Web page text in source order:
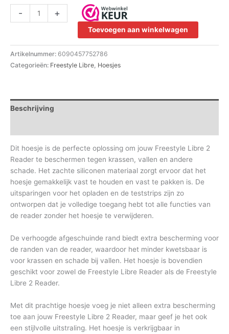
- +
Toevoegen aan winkelwagen
Artikelnummer: 6090457752786
Categorieën: Freestyle Libre, Hoesjes
Beschrijving
Dit hoesje is de perfecte oplossing om jouw Freestyle Libre 2
Reader te beschermen tegen krassen, vallen en andere
schade. Het zachte siliconen materiaal zorgt ervoor dat het
hoesje gemakkelijk vast te houden en vast te pakken is. De
uitsparingen voor het opladen en de teststrips zijn zo
ontworpen dat je volledige toegang hebt tot alle functies van
de reader zonder het hoesje te verwijderen.
De verhoogde afgeschuinde rand biedt extra bescherming voor
de randen van de reader, waardoor het minder kwetsbaar is
voor krassen en schade bij vallen. Het hoesje is bovendien
geschikt voor zowel de Freestyle Libre Reader als de Freestyle
Libre 2 Reader.
Met dit prachtige hoesje voeg je niet alleen extra bescherming
toe aan jouw Freestyle Libre 2 Reader, maar geef je het ook
een stijlvolle uitstraling. Het hoesje is verkrijgbaar in